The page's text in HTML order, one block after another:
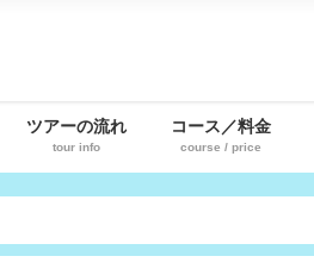
ツアーの流れ
tour info
コース／料金
course / price